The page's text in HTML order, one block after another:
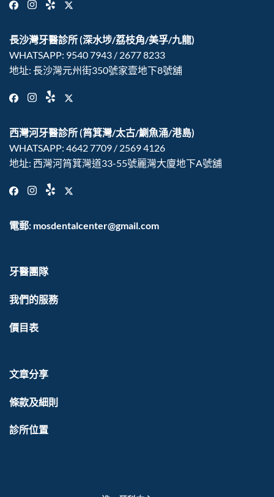
長沙灣牙醫診所(深水埗/荔枝角/美孚/九龍)
WHATSAPP: 9540‍ 7943 / 2677‍ 8233
地址: 長沙灣元州街350號家壹地下8號舖
西灣河牙醫診所(筲箕灣/太古/鰂魚涌/港島)
WHATSAPP: 4642‍ 7709 / 2569‍ 4126
地址: 西灣河筲箕灣道33-55號麗灣大廈地下A號舖
電郵: mosdentalcenter@gmail.com
牙醫團隊
我們的服務
價目表
文章分享
條款及細則
診所位置